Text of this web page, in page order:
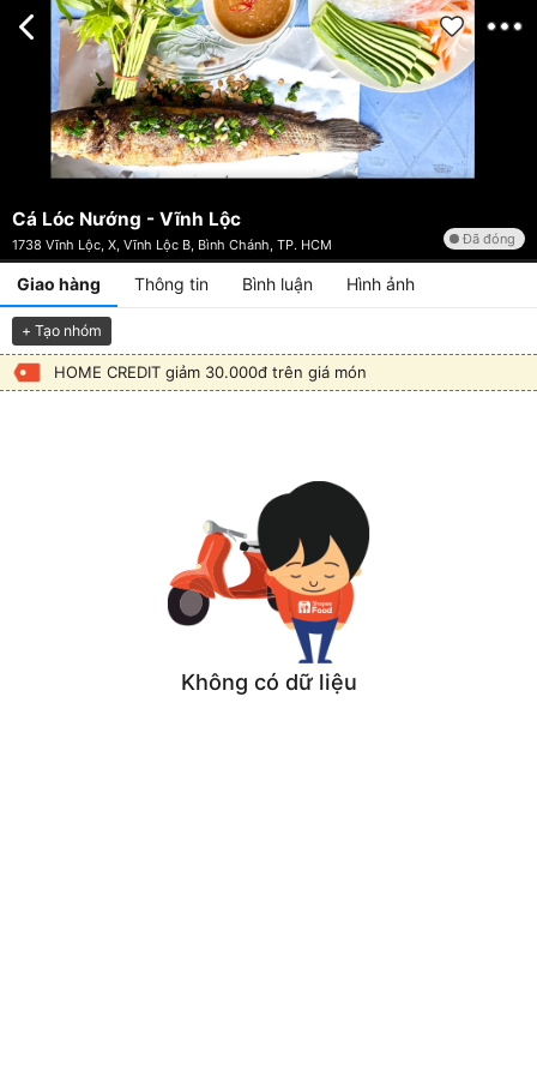
Cá Lóc Nướng - Vĩnh Lộc
1738 Vĩnh Lộc, X, Vĩnh Lộc B, Bình Chánh, TP. HCM Đã đóng
Giao hàng Thông tin Bình luận Hình ảnh
+ Tạo nhóm
HOME CREDIT giảm 30.000đ trên giá món
Không có dữ liệu